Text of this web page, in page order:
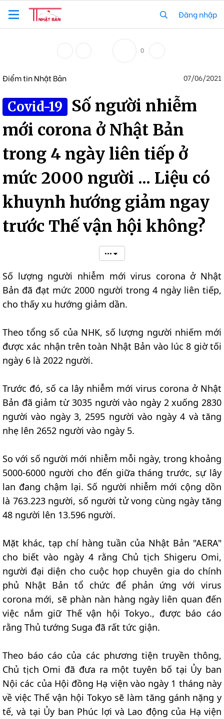
Đăng nhập
0
Điểm tin Nhật Bản 07/06/2021
Covid-19
Số người nhiễm
mới corona ở Nhật Bản
trong 4 ngày liên tiếp ở
mức 2000 người ... Liệu có
khuynh hướng giảm ngay
trước Thế vận hội không?
•••
Số lượng người nhiễm mới virus corona ở Nhật
Bản đã đạt mức 2000 người trong 4 ngày liên tiếp,
cho thấy xu hướng giảm dần.
Theo tổng số của NHK, số lượng người nhiếm mới
được xác nhận trên toàn Nhật Bản vào lúc 8 giờ tối
ngày 6 là 2022 người.
Trước đó, số ca lây nhiễm mới virus corona ở Nhật
Bản đã giảm từ 3035 người vào ngày 2 xuống 2830
người vào ngày 3, 2595 người vào ngày 4 và tăng
nhẹ lên 2652 người vào ngày 5.
So với số người mới nhiễm mỗi ngày, trong khoảng
5000-6000 người cho đến giữa tháng trước, sự lây
lan đang chậm lại. Số người nhiễm mới cộng dồn
là 763.223 người, số người tử vong cùng ngày tăng
48 người lên 13.596 người.
Mặt khác, tạp chí hàng tuần của Nhật Bản "AERA"
cho biết vào ngày 4 rằng Chủ tịch Shigeru Omi,
người đại diện cho cuộc họp chuyên gia do chính
phủ Nhật Bản tổ chức để phản ứng với virus
corona mới, sẽ phàn nàn hàng ngày liên quan đến
việc nắm giữ Thế vận hội Tokyo., được báo cáo
rằng Thủ tướng Suga đã rất tức giận.
Theo báo cáo của các phương tiện truyền thông,
Chủ tịch Omi đã đưa ra một tuyên bố tại Ủy ban
Nội các của Hội đồng Hạ viện vào ngày 1 tháng này
về việc Thế vận hội Tokyo sẽ làm tăng gánh nặng y
tế, và tại Ủy ban Phúc lợi và Lao động của Hạ viện